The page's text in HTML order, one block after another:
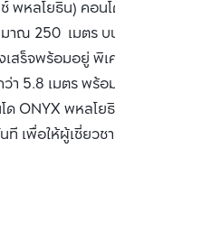
หลโยธิน) คอนโดสถานี
าณ 250 เมตร บนถนน
สร็จพร้อมอยู่ พิเศษด้วยห้อง
5.8 เมตร พร้อมเฟอร์นิเจอร์
ONYX พหลโยธิน ติดต่อหา
เพื่อให้ผู้เชี่ยวชาญของเราได้